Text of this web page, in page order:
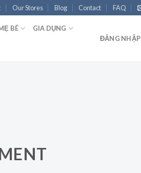
Our Stores Blog Contact FAQ
BÉ GIA DỤNG
ĐĂNG NHẬP